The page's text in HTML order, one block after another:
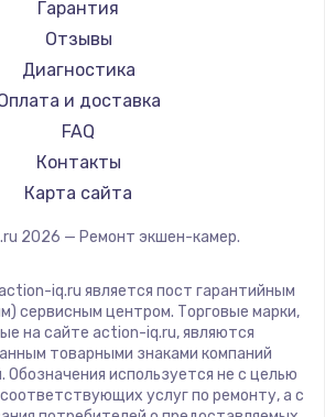
сенсорного датчика
1300 руб.
Заказать
сигнальной лампы
1200 руб.
Заказать
1500 руб.
Заказать
датчика
2500 руб.
Гарантия
Отзывы
Диагностика
и доставка
FAQ
Контакты
Карта сайта
2026 — Ремонт экшен-камер.
iq.ru является пост гарантийным
сервисным центром. Торговые марки,
на сайте action-iq.ru, являются
товарными знаками компаний
Обозначения используется не с целью
услуг по ремонту, а с